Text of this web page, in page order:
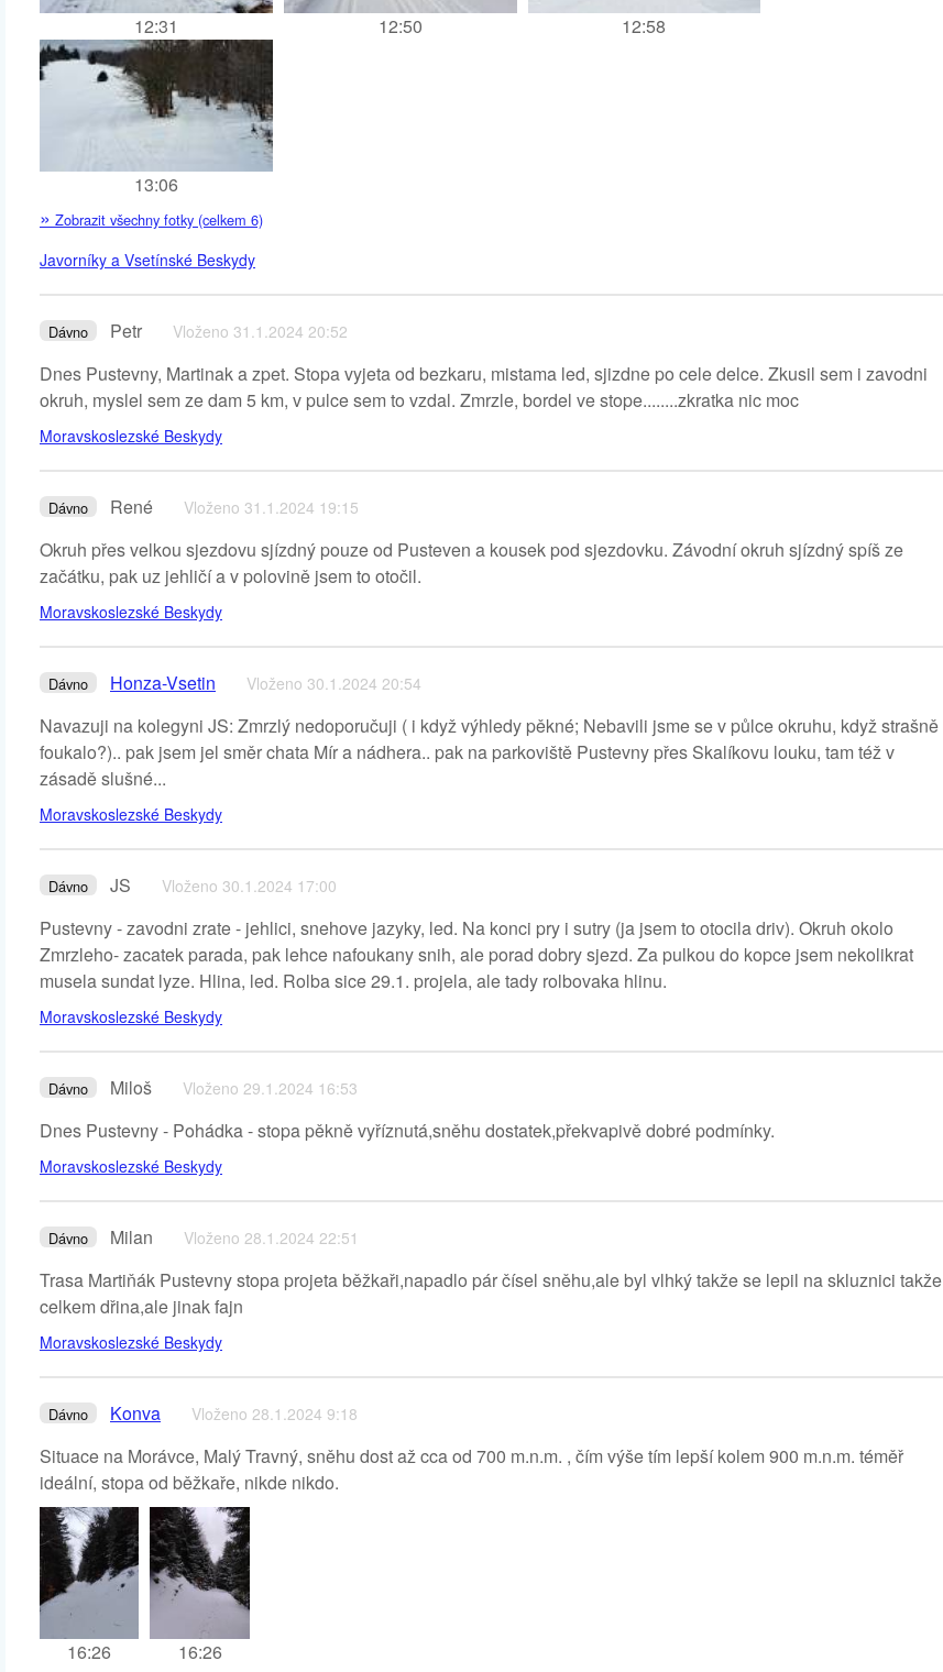
12:31 12:50 12:58
13:06
» Zobrazit všechny fotky (celkem 6)
Javorníky a Vsetínské Beskydy
Dávno Petr Vloženo 31.1.2024 20:52
Dnes Pustevny, Martinak a zpet. Stopa vyjeta od bezkaru, mistama led, sjizdne po cele delce. Zkusil sem i zavodni
okruh, myslel sem ze dam 5 km, v pulce sem to vzdal. Zmrzle, bordel ve stope........zkratka nic moc
Moravskoslezské Beskydy
Dávno René Vloženo 31.1.2024 19:15
Okruh přes velkou sjezdovu sjízdný pouze od Pusteven a kousek pod sjezdovku. Závodní okruh sjízdný spíš ze
začátku, pak uz jehličí a v polovině jsem to otočil.
Moravskoslezské Beskydy
Dávno Honza-Vsetin Vloženo 30.1.2024 20:54
Navazuji na kolegyni JS: Zmrzlý nedoporučuji ( i když výhledy pěkné; Nebavili jsme se v půlce okruhu, když strašně
foukalo?).. pak jsem jel směr chata Mír a nádhera.. pak na parkoviště Pustevny přes Skalíkovu louku, tam též v
zásadě slušné...
Moravskoslezské Beskydy
Dávno JS Vloženo 30.1.2024 17:00
Pustevny - zavodni zrate - jehlici, snehove jazyky, led. Na konci pry i sutry (ja jsem to otocila driv). Okruh okolo
Zmrzleho- zacatek parada, pak lehce nafoukany snih, ale porad dobry sjezd. Za pulkou do kopce jsem nekolikrat
musela sundat lyze. Hlina, led. Rolba sice 29.1. projela, ale tady rolbovaka hlinu.
Moravskoslezské Beskydy
Dávno Miloš Vloženo 29.1.2024 16:53
Dnes Pustevny - Pohádka - stopa pěkně vyříznutá,sněhu dostatek,překvapivě dobré podmínky.
Moravskoslezské Beskydy
Dávno Milan Vloženo 28.1.2024 22:51
Trasa Martiňák Pustevny stopa projeta běžkaři,napadlo pár čísel sněhu,ale byl vlhký takže se lepil na skluznici takže
celkem dřina,ale jinak fajn
Moravskoslezské Beskydy
Dávno Konva Vloženo 28.1.2024 9:18
Situace na Morávce, Malý Travný, sněhu dost až cca od 700 m.n.m. , čím výše tím lepší kolem 900 m.n.m. téměř
ideální, stopa od běžkaře, nikde nikdo.
16:26 16:26